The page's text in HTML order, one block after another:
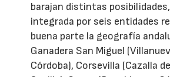
barajan distintas
integrada por seis entidades
buena parte la geografía
Ganadera San Miguel
Córdoba), Corsevilla (Cazalla